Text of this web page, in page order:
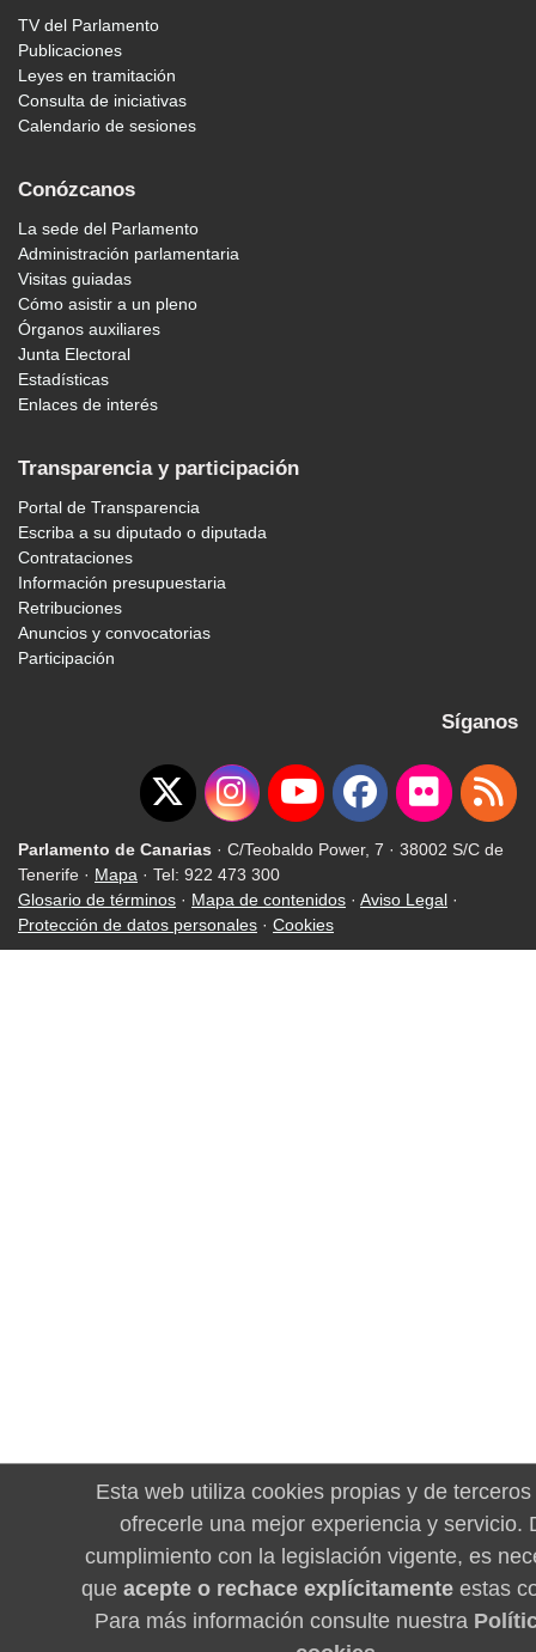
TV del Parlamento
Publicaciones
Leyes en tramitación
Consulta de iniciativas
Calendario de sesiones
Conózcanos
La sede del Parlamento
Administración parlamentaria
Visitas guiadas
Cómo asistir a un pleno
Órganos auxiliares
Junta Electoral
Estadísticas
Enlaces de interés
Transparencia y participación
Portal de Transparencia
Escriba a su diputado o diputada
Contrataciones
Información presupuestaria
Retribuciones
Anuncios y convocatorias
Participación
Síganos
Parlamento de Canarias · C/Teobaldo Power, 7 · 38002 S/C de
Tenerife · Mapa · Tel: 922 473 300
Glosario de términos · Mapa de contenidos · Aviso Legal ·
Protección de datos personales · Cookies
Esta web utiliza cookies propias y de
ofrecerle una mejor experiencia y servicio.
cumplimiento con la legislación vigente, es
que acepte o rechace explícitamenteestas
Para más información consulte nuestra